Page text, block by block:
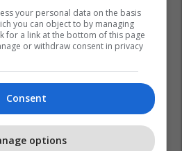
your personal data on the basis
you can object to by managing
for a link at the bottom of this page
or withdraw consent in privacy
Consent
options